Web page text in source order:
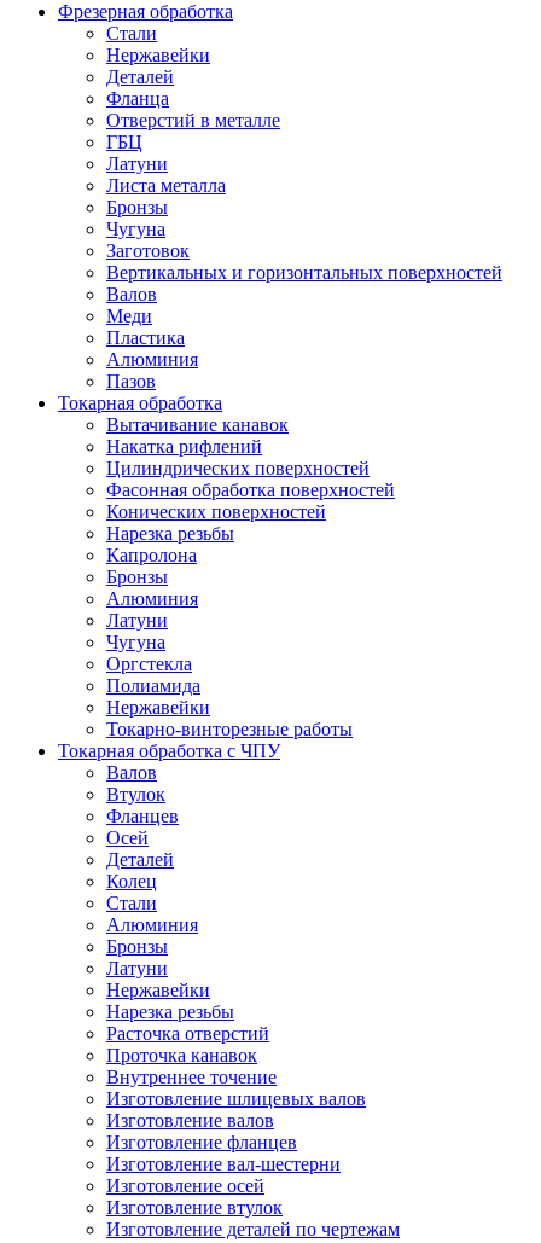
Фрезерная обработка
Стали
Нержавейки
Деталей
Фланца
Отверстий в металле
ГБЦ
Латуни
Листа металла
Бронзы
Чугуна
Заготовок
Вертикальных и горизонтальных поверхностей
Валов
Меди
Пластика
Алюминия
Пазов
Токарная обработка
Вытачивание канавок
Накатка рифлений
Цилиндрических поверхностей
Фасонная обработка поверхностей
Конических поверхностей
Нарезка резьбы
Капролона
Бронзы
Алюминия
Латуни
Чугуна
Оргстекла
Полиамида
Нержавейки
Токарно-винторезные работы
Токарная обработка с ЧПУ
Валов
Втулок
Фланцев
Осей
Деталей
Колец
Стали
Алюминия
Бронзы
Латуни
Нержавейки
Нарезка резьбы
Расточка отверстий
Проточка канавок
Внутреннее точение
Изготовление шлицевых валов
Изготовление валов
Изготовление фланцев
Изготовление вал-шестерни
Изготовление осей
Изготовление втулок
Изготовление деталей по чертежам